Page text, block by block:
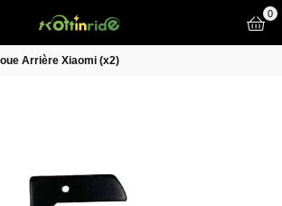
IN
0
Arrière Xiaomi (x2)